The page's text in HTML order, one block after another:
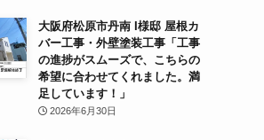
大阪府松原市丹南 I様邸 屋根カ
バー工事・外壁塗装工事「工事
の進捗がスムーズで、こちらの
希望に合わせてくれました。満
足しています！」
2026年6月30日